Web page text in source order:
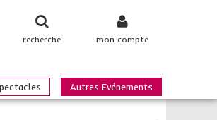
mon compte
recherche
Autres Evénements